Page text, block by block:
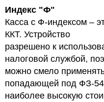
Индекс "Ф"
Касса с Ф-индексом –
ККТ. Устройство
разрешено к
налоговой службой,
можно смело
попадающей под ФЗ-
наиболее высокую